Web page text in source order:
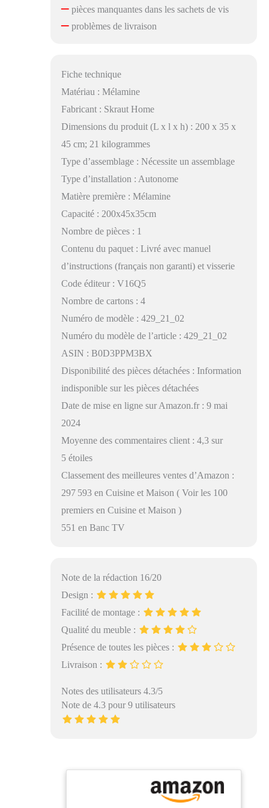
–pièces manquantes dans les sachets de vis
–problèmes de livraison
Fiche technique
Matériau : Mélamine
Fabricant : Skraut Home
Dimensions du produit (L x l x h) : 200 x 35 x
45 cm; 21 kilogrammes
Type d’assemblage : Nécessite un assemblage
Type d’installation : Autonome
Matière première : Mélamine
Capacité : 200x45x35cm
Nombre de pièces : 1
Contenu du paquet : Livré avec manuel
d’instructions (français non garanti) et visserie
Code éditeur : V16Q5
Nombre de cartons : 4
Numéro de modèle : 429_21_02
Numéro du modèle de l’article : 429_21_02
ASIN : B0D3PPM3BX
Disponibilité des pièces détachées : Information
indisponible sur les pièces détachées
Date de mise en ligne sur Amazon.fr : 9 mai
2024
Moyenne des commentaires client : 4,3 sur
5 étoiles
Classement des meilleures ventes d’Amazon :
297 593 en Cuisine et Maison ( Voir les 100
premiers en Cuisine et Maison )
551 en Banc TV
Note de la rédaction 16/20
Design :
Facilité de montage :
Qualité du meuble :
Présence de toutes les pièces :
Livraison :
Notes des utilisateurs 4.3/5
Note de 4.3 pour 9 utilisateurs